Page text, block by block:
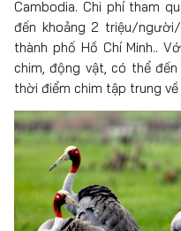
Cambodia. Chi phí tham
đến khoảng 2 triệu/
thành phố Hồ Chí Minh..
chim, động vật, có thể
thời điểm chim tập trung